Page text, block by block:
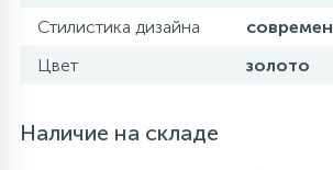
Стилистика дизайна
Цвет
золото
Наличие на складе